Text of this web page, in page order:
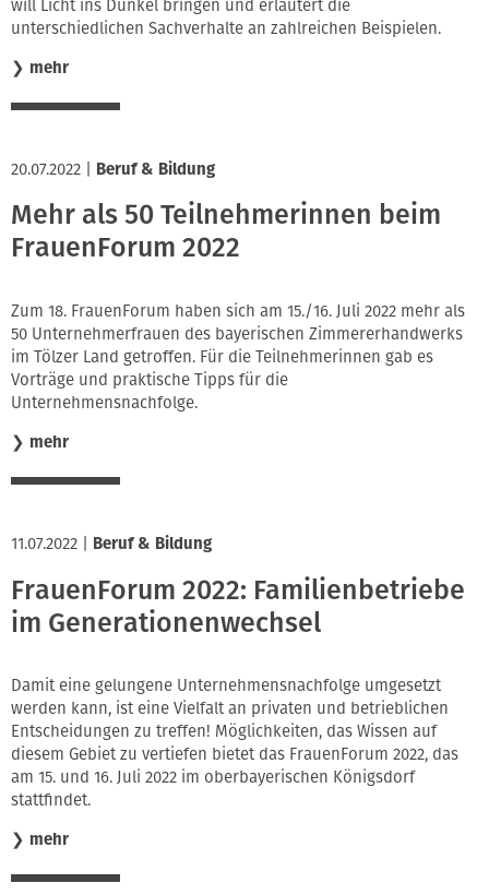
will Licht ins Dunkel bringen und erläutert die
unterschiedlichen Sachverhalte an zahlreichen Beispielen.
❯ mehr
20.07.2022 Beruf & Bildung
Mehr als 50 Teilnehmerinnen beim
FrauenForum 2022
Zum 18. FrauenForum haben sich am 15./16. Juli 2022 mehr als
50 Unternehmerfrauen des bayerischen Zimmererhandwerks
im Tölzer Land getroffen. Für die Teilnehmerinnen gab es
Vorträge und praktische Tipps für die
Unternehmensnachfolge.
❯ mehr
11.07.2022 Beruf & Bildung
FrauenForum 2022: Familienbetriebe
im Generationenwechsel
Damit eine gelungene Unternehmensnachfolge umgesetzt
werden kann, ist eine Vielfalt an privaten und betrieblichen
Entscheidungen zu treffen! Möglichkeiten, das Wissen auf
diesem Gebiet zu vertiefen bietet das FrauenForum 2022, das
am 15. und 16. Juli 2022 im oberbayerischen Königsdorf
stattfindet.
❯ mehr